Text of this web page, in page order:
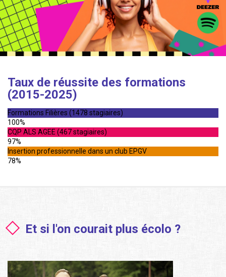
Taux de réussite des formations
(2015-2025)
Formations Filières (1478 stagiaires)
100%
CQP ALS AGEE (467 stagiaires)
97%
Insertion professionnelle dans un club EPGV
78%
Et si l'on courait plus écolo ?